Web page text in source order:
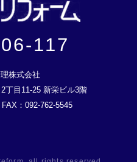
117
株式会社
丁目11-25 新栄ビル3階
FAX：092-762-5545